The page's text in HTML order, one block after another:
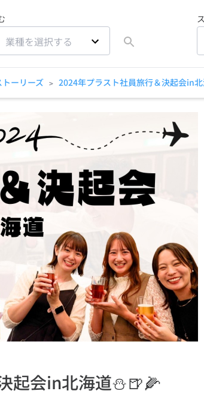
業種を選択する
ーリーズ > 2024年プラスト社員旅行＆決起会in
起会in北海道⛄🍺🌽